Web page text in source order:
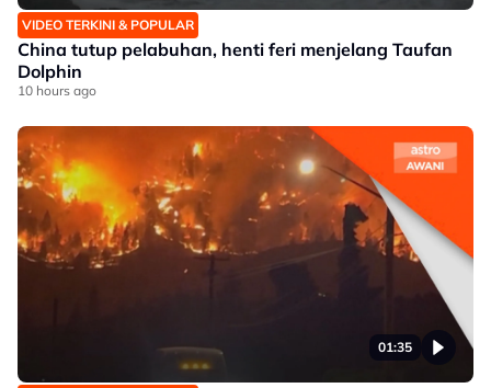
VIDEO TERKINI & POPULAR
China tutup pelabuhan, henti feri menjelang Taufan
Dolphin
10 hours ago
01:35